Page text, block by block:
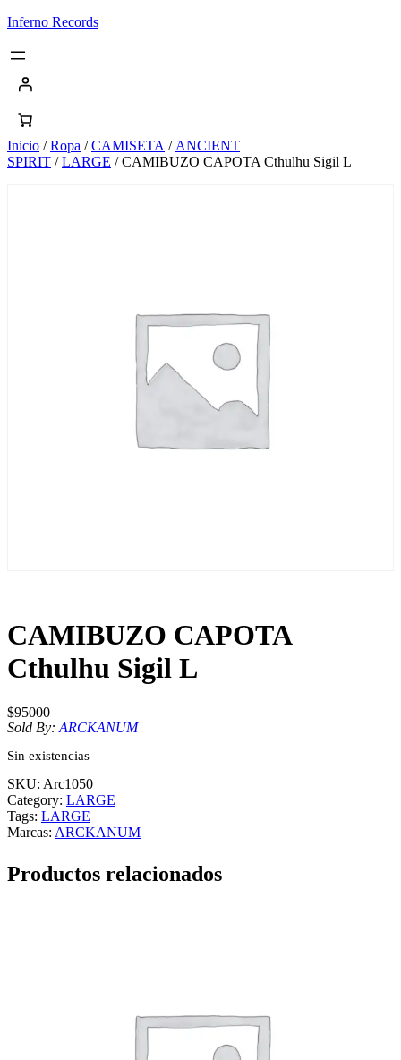
Saltar
contenido
Inferno Records
Inicio /Ropa /CAMISETA / ANCIENT
SPIRIT /LARGE / CAMIBUZO CAPOTA Cthulhu Sigil L
CAMIBUZO CAPOTA
Cthulhu Sigil L
$95000
Sold By: ARCKANUM
Sin existencias
SKU: Arc1050
Category: LARGE
Tags: LARGE
Marcas: ARCKANUM
Productos relacionados